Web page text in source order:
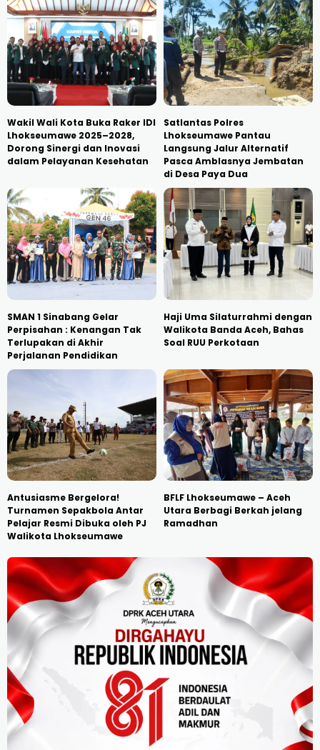
Wakil Wali Kota Buka Raker IDI
Lhokseumawe 2025–2028,
Dorong Sinergi dan Inovasi
dalam Pelayanan Kesehatan
Satlantas Polres
Lhokseumawe Pantau
Langsung Jalur Alternatif
Pasca Amblasnya Jembatan
di Desa Paya Dua
SMAN 1 Sinabang Gelar
Perpisahan : Kenangan Tak
Terlupakan di Akhir
Perjalanan Pendidikan
Haji Uma Silaturrahmi dengan
Walikota Banda Aceh, Bahas
Soal RUU Perkotaan
Antusiasme Bergelora!
Turnamen Sepakbola Antar
Pelajar Resmi Dibuka oleh PJ
Walikota Lhokseumawe
BFLF Lhokseumawe – Aceh
Utara Berbagi Berkah jelang
Ramadhan